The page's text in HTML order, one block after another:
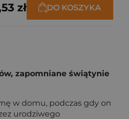
zł DO KOSZYKA
zapomniane świątynie
w domu, podczas gdy on
urodziwego